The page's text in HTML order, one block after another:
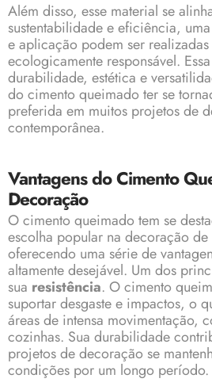
Além disso, esse material se
sustentabilidade e eficiência,
e aplicação podem ser
ecologicamente responsável.
durabilidade, estética e
do cimento queimado ter se
preferida em muitos projetos de
contemporânea.
Vantagens do Cimento
Decoração
O cimento queimado tem se
escolha popular na decoração
oferecendo uma série de
altamente desejável. Um dos
sua resistência. O cimento
suportar desgaste e impactos, o
áreas de intensa movimentação,
cozinhas. Sua durabilidade
projetos de decoração se
condições por um longo período.